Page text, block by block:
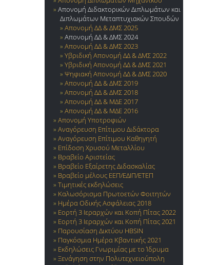
Απονομή Διδακτορικών Διπλωμάτων και
Διπλωμάτων Μεταπτυχιακών Σπουδών
Απονομή ΔΔ & ΔΜΣ 2025
Απονομή ΔΔ & ΔΜΣ 2024
Απονομή ΔΔ & ΔΜΣ 2023
Υβριδική Απονομή ΔΔ & ΔΜΣ 2022
Υβριδική Απονομή ΔΔ & ΔΜΣ 2021
Ψηφιακή Απονομή ΔΔ & ΔΜΣ 2020
Απονομή ΔΔ & ΔΜΣ 2019
Απονομή ΔΔ & ΔΜΣ 2018
Απονομή ΔΔ & ΜΔΕ 2017
Απονομή ΔΔ & ΜΔΕ 2016
Απονομή Υποτροφιών
Αναγόρευση Επίτιμου Διδάκτορα
Αναγόρευση Επίτιμου Καθηγητή
Επίδοση Χρυσού Μεταλλίου
Βραβείο Αριστείας
Βραβείο Εξαίρετης Διδασκαλίας
Βραβείο μέλους ΕΕΠ/ΕΔΙΠ/ΕΤΕΠ
Τιμητικές εκδηλώσεις
Καλωσόρισμα Πρωτοετών Φοιτητών
Ημέρα Οδικής Ασφάλειας 2018
Εορτή 3 Ιεραρχών και Κοπή Πίτας 2022
Εορτή 3 Ιεραρχών και Κοπή Πίτας 2021
Παρουσίαση Δικτύου HBSIN
Παγκόσμια Ημέρα Κβαντικής 2021
Εκδηλώσεις Γνωριμίας με το Ίδρυμα
Ξενάγηση στην Πολυτεχνειούπολη